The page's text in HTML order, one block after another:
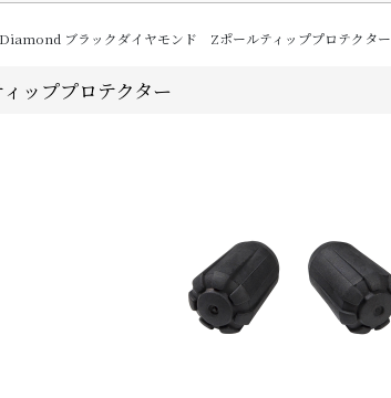
ブラックダイヤモンド Zポールティッププロテクター
ッププロテクター